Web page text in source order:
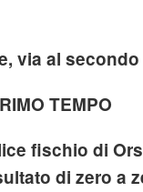
via al
TEMPO
fischio di
di zero a